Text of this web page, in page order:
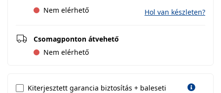
Nem elérhető
Hol van készleten?
Csomagponton átvehető
Nem elérhető
Kiterjesztett garancia biztosítás + baleseti